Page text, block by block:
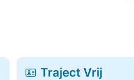
Traject Vrij